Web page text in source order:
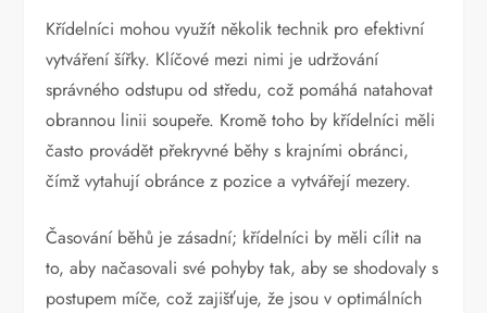
Křídelníci mohou využít několik technik pro efektivní
vytváření šířky. Klíčové mezi nimi je udržování
správného odstupu od středu, což pomáhá natahovat
obrannou linii soupeře. Kromě toho by křídelníci měli
často provádět překryvné běhy s krajními obránci,
čímž vytahují obránce z pozice a vytvářejí mezery.
Časování běhů je zásadní; křídelníci by měli cílit na
to, aby načasovali své pohyby tak, aby se shodovaly s
postupem míče, což zajišťuje, že jsou v optimálních